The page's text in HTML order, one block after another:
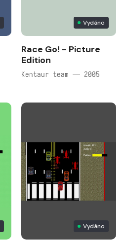
Vydáno
Race Go! - Picture
Edition
Kentaur team — 2005
Vydáno